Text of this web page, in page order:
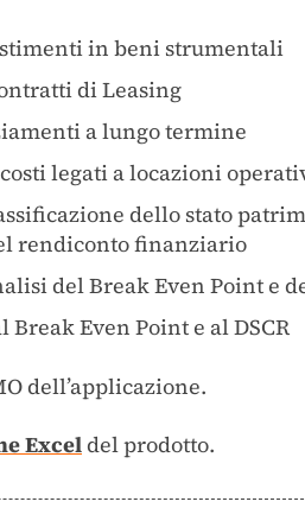
in beni strumentali
di Leasing
a lungo termine
legati a locazioni
dello stato
rendiconto finanziario
del Break Even Point e
Even Point e al DSCR
dell’applicazione.
Exceldel prodotto.